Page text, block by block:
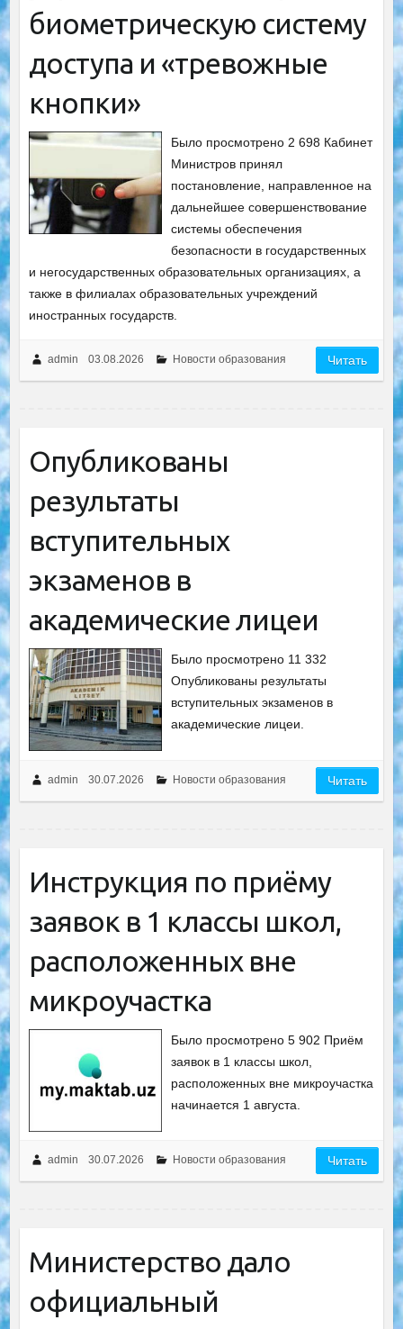
биометрическую систему
доступа и «тревожные
кнопки»
Было просмотрено 2 698 Кабинет
Министров принял
постановление, направленное на
дальнейшее совершенствование
системы обеспечения
безопасности в государственных
и негосударственных образовательных организациях, а
также в филиалах образовательных учреждений
иностранных государств.
admin 03.08.2026 Новости образования Читать
Опубликованы
результаты
вступительных
экзаменов в
академические лицеи
Было просмотрено 11 332
Опубликованы результаты
вступительных экзаменов в
академические лицеи.
admin 30.07.2026 Новости образования Читать
Инструкция по приёму
заявок в 1 классы школ,
расположенных вне
микроучастка
Было просмотрено 5 902 Приём
заявок в 1 классы школ,
расположенных вне микроучастка
начинается 1 августа.
admin 30.07.2026 Новости образования Читать
Министерство дало
официальный